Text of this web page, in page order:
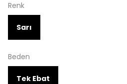
Renk
Sarı
Beden
Tek Ebat